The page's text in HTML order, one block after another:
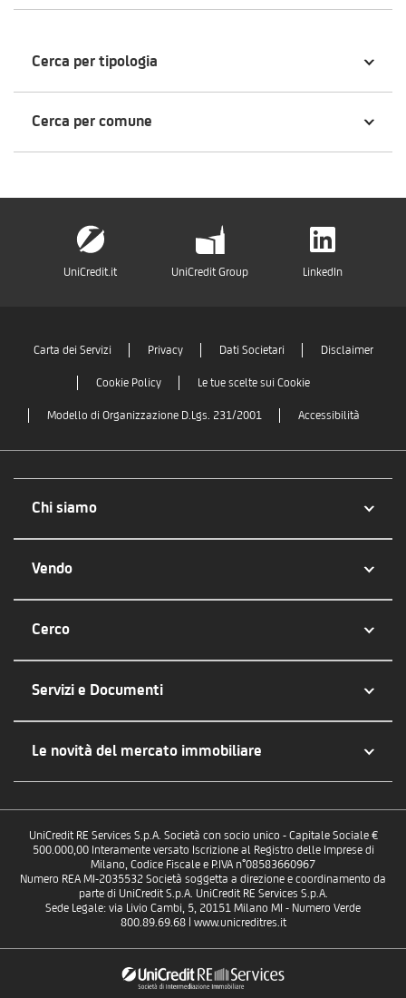
Cerca per tipologia
Cerca per comune
UniCredit.it UniCredit Group LinkedIn
Carta dei Servizi Privacy Dati Societari Disclaimer
Cookie Policy Le tue scelte sui Cookie
Modello di Organizzazione D.Lgs. 231/2001 Accessibilità
Chi siamo
Vendo
Cerco
Servizi e Documenti
Le novità del mercato immobiliare
UniCredit RE Services S.p.A. Società con socio unico - Capitale Sociale €
500.000,00 Interamente versato Iscrizione al Registro delle Imprese di
Milano, Codice Fiscale e P.IVA n°08583660967
Numero REA MI-2035532 Società soggetta a direzione e coordinamento da
parte di UniCredit S.p.A. UniCredit RE Services S.p.A.
Sede Legale: via Livio Cambi, 5, 20151 Milano MI - Numero Verde
800.89.69.68 | www.unicreditres.it